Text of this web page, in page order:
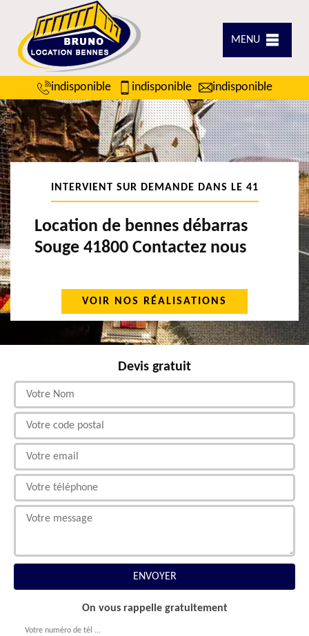
MENU
indisponible indisponible indisponible
INTERVIENT SUR DEMANDE DANS LE 41
Location de bennes débarras
Souge 41800 Contactez nous
VOIR NOS RÉALISATIONS
Devis gratuit
On vous rappelle gratuitement